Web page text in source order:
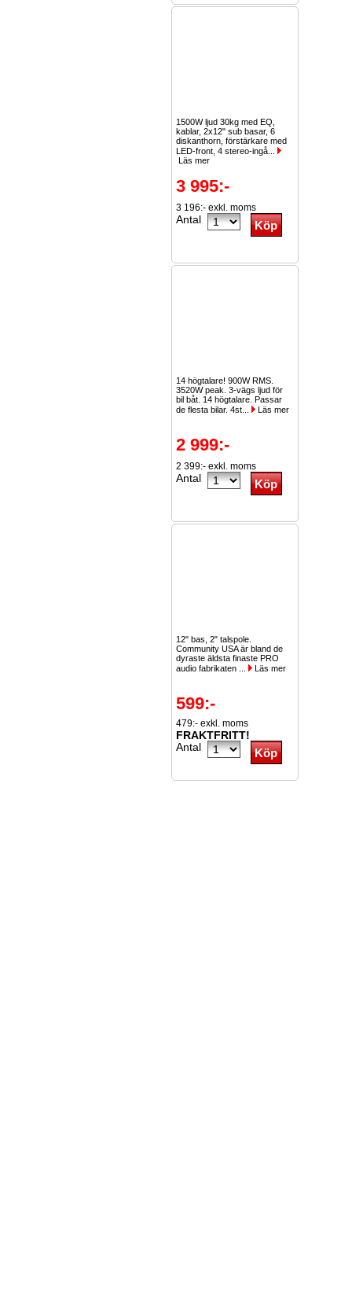
1500W ljud 30kg med EQ,
kablar, 2x12" sub basar, 6
diskanthorn, förstärkare med
LED-front, 4 stereo-ingå...
Läs mer
3 995:-
3 196:- exkl. moms
Antal
14 högtalare! 900W RMS.
3520W peak. 3-vägs ljud för
bil båt. 14 högtalare. Passar
de flesta bilar. 4st...
Läs mer
2 999:-
2 399:- exkl. moms
Antal
12" bas, 2" talspole.
Community USA är bland de
dyraste äldsta finaste PRO
audio fabrikaten ...
Läs mer
599:-
479:- exkl. moms
FRAKTFRITT!
Antal